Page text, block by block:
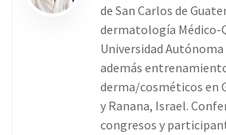
de San Carlos de
dermatología Médico-
Universidad
además
derma/cosméticos en
y Ranana, Israel.
congresos y